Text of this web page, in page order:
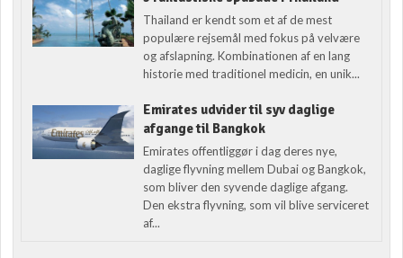
Thailand er kendt som et af de mest
populære rejsemål med fokus på velvære
og afslapning. Kombinationen af en lang
historie med traditionel medicin, en unik...
Emirates udvider til syv daglige
afgange til Bangkok
Emirates offentliggør i dag deres nye,
daglige flyvning mellem Dubai og Bangkok,
som bliver den syvende daglige afgang.
Den ekstra flyvning, som vil blive serviceret
af...